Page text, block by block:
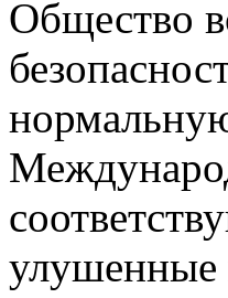
Общество
улушенные